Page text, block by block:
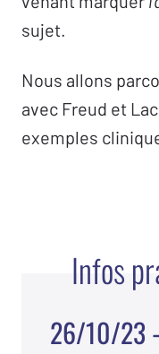
Infos
26/10/23
sujet.
Nous allons
avec Freud et
exemples